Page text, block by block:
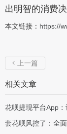
出明智的消费决
本文链接： https://
 上一篇
相关文章
花呗提现平台App
套花呗风控了：全